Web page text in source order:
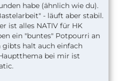
habe (ähnlich wie du).
- läuft aber stabil.
ist alles NATIV für HK
ein "buntes" Potpourri an
gibts halt auch einfach
bei mir ist